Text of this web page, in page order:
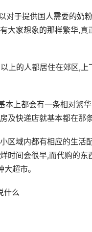
对于提供国人需要的
大家想象的那样繁华,
上的人都居住在郊区,
本上都会有一条相对繁
及快递店就基本都在那
区域内都有相应的生
时间会很早,而代购的
超市。
什么